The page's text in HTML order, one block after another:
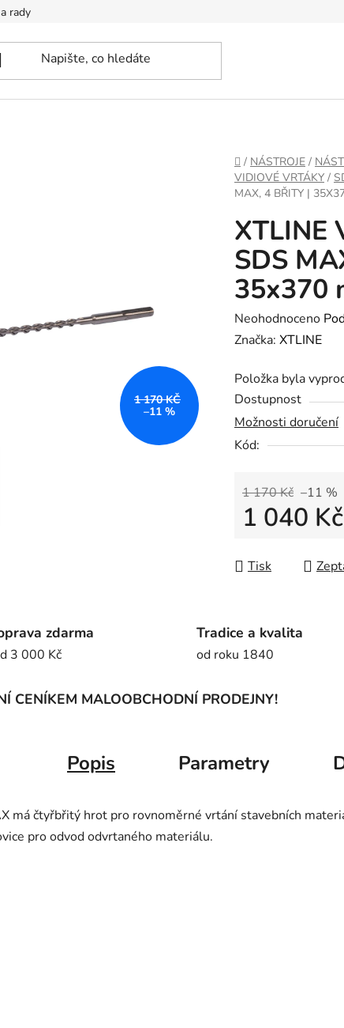
rady
DOMŮ
/ NÁSTROJE /
VIDIOVÉ VRTÁKY /
MAX, 4 BŘITY |
XTLINE
SDS
35x370
Průměrné
hodnocení
je
0,0
z
5
Neohodnoceno
Značka: XTLINE
Položka byla
Dostupnost
Možnosti doručení
Kód:
1 170 Kč –11 %
1 040
Tisk
1 170 KČ
–11 %
zdarma
3 000 Kč
Tradice a kvalita
od roku 1840
CENÍKEM MALOOBCHODNÍ PRODEJNY!
Popis Parametry
má čtyřbřitý hrot pro rovnoměrné vrtání stavebních
pro odvod odvrtaného materiálu.